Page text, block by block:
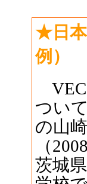
★日本
例）
VEC
つい
の山
（
茨城